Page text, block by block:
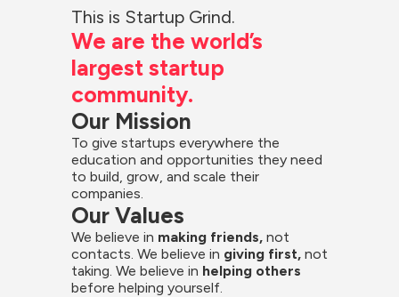
This is Startup Grind.
We are the world’s
largest startup
community.
Our Mission
To give startups everywhere the
education and opportunities they need
to build, grow, and scale their
companies.
Our Values
We believe in making friends, not
contacts. We believe in giving first, not
taking. We believe in helping others
before helping yourself.